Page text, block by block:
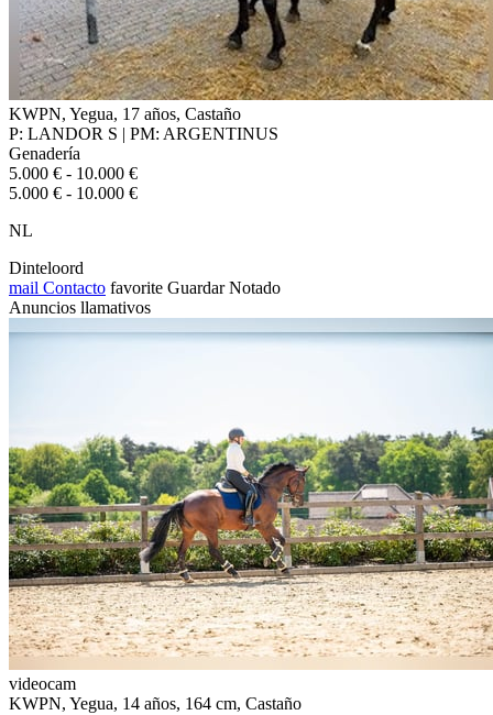
KWPN, Yegua, 17 años, Castaño
P: LANDOR S | PM: ARGENTINUS
Genadería
5.000 € - 10.000 €
5.000 € - 10.000 €
NL
Dinteloord
mail Contacto favorite Guardar Notado
Anuncios llamativos
videocam
KWPN, Yegua, 14 años, 164 cm, Castaño